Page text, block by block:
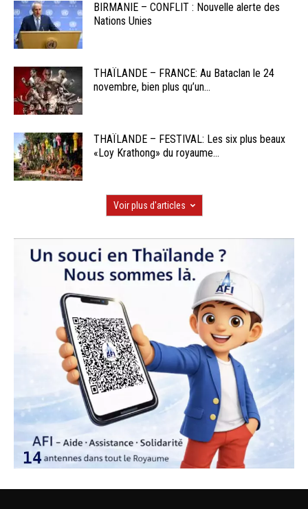
BIRMANIE – CONFLIT : Nouvelle alerte des
Nations Unies
THAÏLANDE – FRANCE: Au Bataclan le 24
novembre, bien plus qu’un...
THAÏLANDE – FESTIVAL: Les six plus beaux
«Loy Krathong» du royaume...
Voir plus d'articles